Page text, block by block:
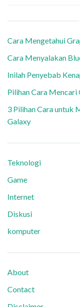
Cara Mengetahui
Cara Menyalakan
Inilah Penyebab
Pilihan Cara Mencari
3 Pilihan Cara untuk
Galaxy
Teknologi
Game
Internet
Diskusi
komputer
About
Contact